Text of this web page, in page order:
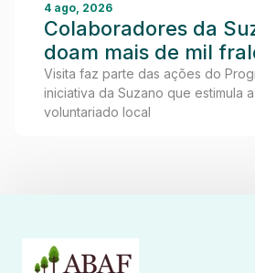
4 ago, 2026
Colaboradores da
doam mais de mil
visita ao Lar dos
Teixeira de Freitas
Visita faz parte das ações do
iniciativa da Suzano que estimula
voluntariado local